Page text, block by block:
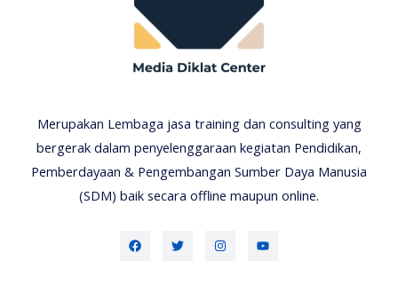
Merupakan Lembaga jasa training dan consulting yang
bergerak dalam penyelenggaraan kegiatan Pendidikan,
Pemberdayaan & Pengembangan Sumber Daya Manusia
(SDM) baik secara offline maupun online.